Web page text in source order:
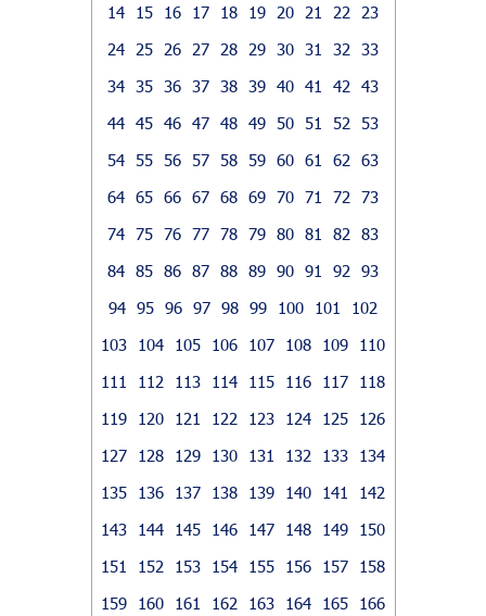
14
15 16 17 18 19 20 21 22
23
24
25 26 27 28 29 30 31 32
33
34 35 36 37 38 39 40 41 42
43
44 45 46 47 48 49 50 51 52
53
54 55 56 57 58 59 60 61 62
63
64 65 66 67 68 69 70 71 72
73
74 75 76 77 78 79 80 81 82
83
84 85 86 87 88 89 90 91 92
93
94 95 96 97 98 99 100 101
102
103
104 105 106 107 108 109
110
111
112 113 114 115 116 117
118
119
120 121 122 123 124 125
126
127
128 129 130 131 132 133
134
135
136 137 138 139 140 141
142
143
144 145 146 147 148 149
150
151
152 153 154 155 156 157
158
159
160 161 162 163 164 165
166